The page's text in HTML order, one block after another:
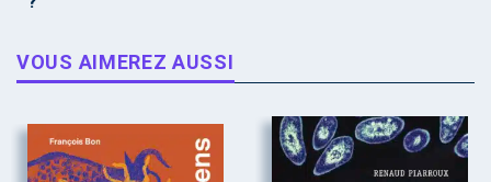
VOUS AIMEREZ AUSSI